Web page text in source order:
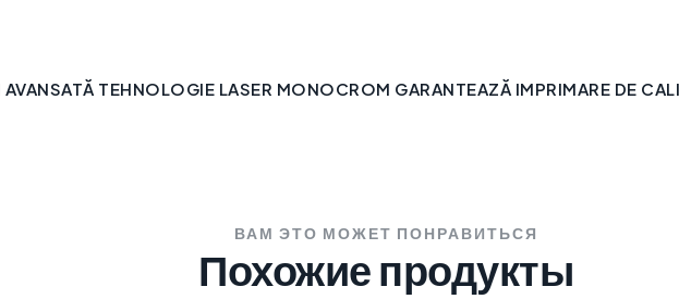
AVANSATĂ TEHNOLOGIE LASER MONOCROM GARANTEAZĂ IMPRIMARE DE
ВАМ ЭТО МОЖЕТ ПОНРАВИТЬСЯ
Похожие продукты